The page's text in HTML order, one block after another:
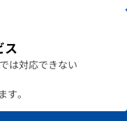
ス
は対応できない
。